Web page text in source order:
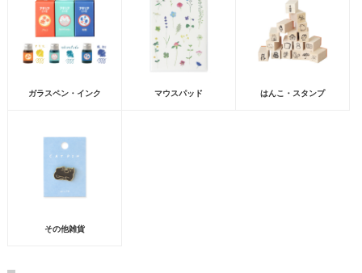
ガラスペン・インク マウスパッド はんこ・スタンプ
その他雑貨